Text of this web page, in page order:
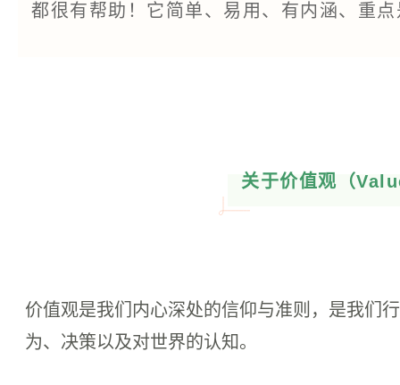
都很有帮助！它简单、易用、有内涵、重
关于价值观 （
价值观是我们内心深处的信仰与准则，是我们
为、决策以及对世界的认知。